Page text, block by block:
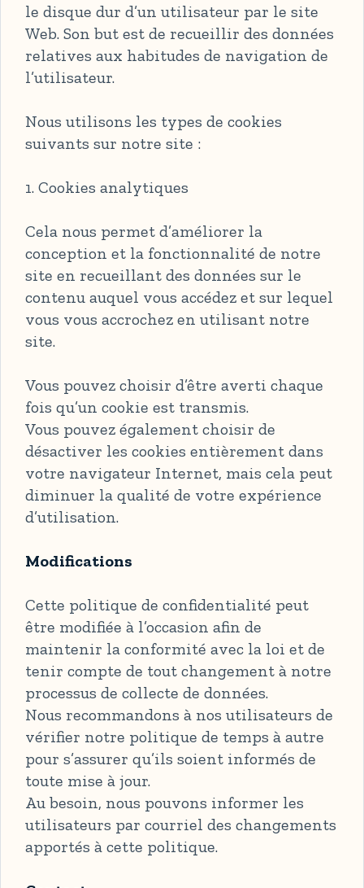
le disque dur d’un utilisateur par le site
Web. Son but est de recueillir des données
relatives aux habitudes de navigation de
l’utilisateur.
Nous utilisons les types de cookies
suivants sur notre site :
1. Cookies analytiques
Cela nous permet d’améliorer la
conception et la fonctionnalité de notre
site en recueillant des données sur le
contenu auquel vous accédez et sur lequel
vous vous accrochez en utilisant notre
site.
Vous pouvez choisir d’être averti chaque
fois qu’un cookie est transmis.
Vous pouvez également choisir de
désactiver les cookies entièrement dans
votre navigateur Internet, mais cela peut
diminuer la qualité de votre expérience
d’utilisation.
Modifications
Cette politique de confidentialité peut
être modifiée à l’occasion afin de
maintenir la conformité avec la loi et de
tenir compte de tout changement à notre
processus de collecte de données.
Nous recommandons à nos utilisateurs de
vérifier notre politique de temps à autre
pour s’assurer qu’ils soient informés de
toute mise à jour.
Au besoin, nous pouvons informer les
utilisateurs par courriel des changements
apportés à cette politique.